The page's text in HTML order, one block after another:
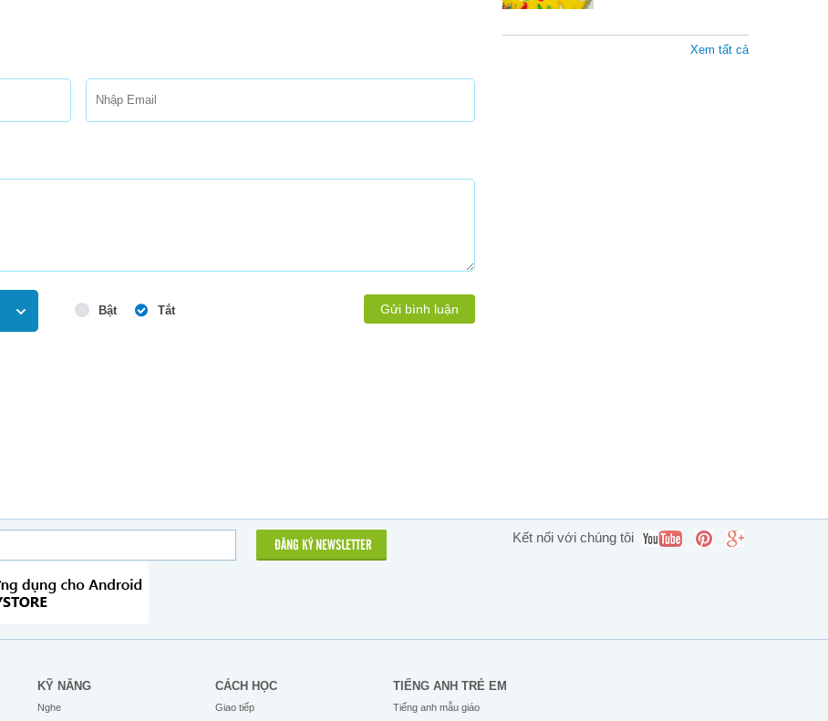
Bật Tắt Gửi bình luận
Xem tất cả
ĐĂNG KÝ NEWSLETTER
Kết nối với chúng tôi
KỸ NĂNG
Nghe
CÁCH HỌC
Giao tiếp
TIẾNG ANH TRẺ EM
Tiếng anh mẫu giáo